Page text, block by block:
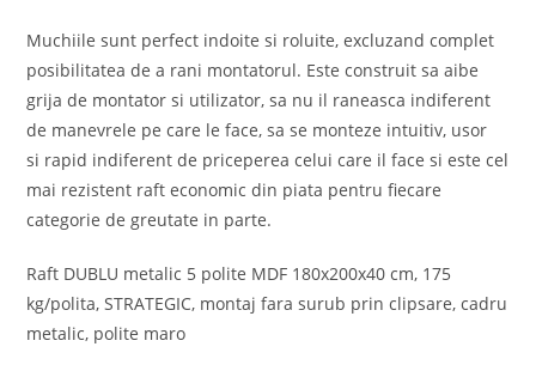
Muchiile sunt perfect indoite si roluite, excluzand complet
posibilitatea de a rani montatorul. Este construit sa aibe
grija de montator si utilizator, sa nu il raneasca indiferent
de manevrele pe care le face, sa se monteze intuitiv, usor
si rapid indiferent de priceperea celui care il face si este cel
mai rezistent raft economic din piata pentru fiecare
categorie de greutate in parte.
Raft DUBLU metalic 5 polite MDF 180x200x40 cm, 175
kg/polita, STRATEGIC, montaj fara surub prin clipsare, cadru
metalic, polite maro